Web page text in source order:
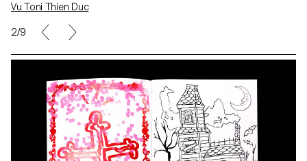
Vu Toni Thien Duc
2/9